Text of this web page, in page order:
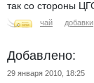
так со стороны
чай добавки
Добавлено:
29 января 2010, 18:25